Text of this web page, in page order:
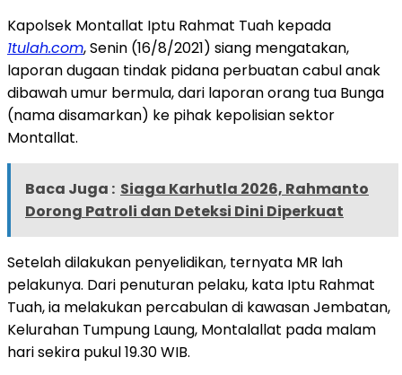
Kapolsek Montallat Iptu Rahmat Tuah kepada
1tulah.com, Senin (16/8/2021) siang mengatakan,
laporan dugaan tindak pidana perbuatan cabul anak
dibawah umur bermula, dari laporan orang tua Bunga
(nama disamarkan) ke pihak kepolisian sektor
Montallat.
Baca Juga : Siaga Karhutla 2026, Rahmanto
Dorong Patroli dan Deteksi Dini Diperkuat
Setelah dilakukan penyelidikan, ternyata MR lah
pelakunya. Dari penuturan pelaku, kata Iptu Rahmat
Tuah, ia melakukan percabulan di kawasan Jembatan,
Kelurahan Tumpung Laung, Montalallat pada malam
hari sekira pukul 19.30 WIB.